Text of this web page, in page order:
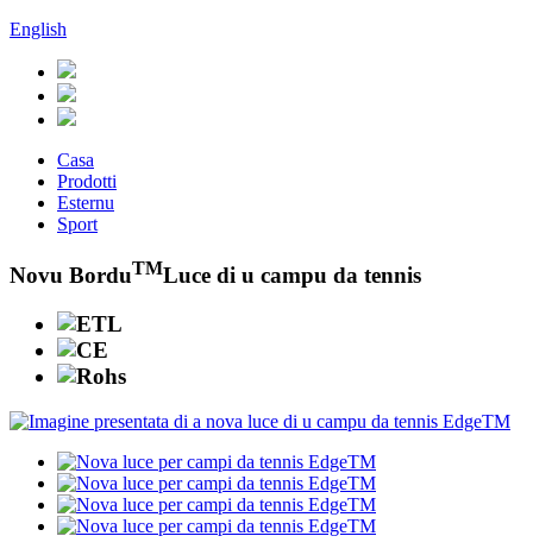
English
Casa
Prodotti
Esternu
Sport
Novu BorduTMLuce di u campu da tennis